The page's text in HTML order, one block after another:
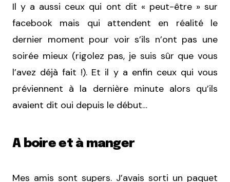
Il y a aussi ceux qui ont dit « peut-être » sur
facebook mais qui attendent en réalité le
dernier moment pour voir s’ils n’ont pas une
soirée mieux (rigolez pas, je suis sûr que vous
l’avez déjà fait !). Et il y a enfin ceux qui vous
préviennent à la dernière minute alors qu’ils
avaient dit oui depuis le début…
A boire et à manger
Mes amis sont supers. J’avais sorti un paquet